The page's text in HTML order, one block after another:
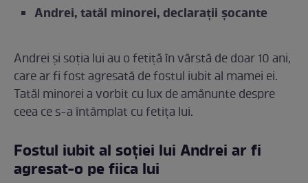
Andrei, tatăl minorei, declarații șocante
Andrei și soția lui au o fetiță în vârstă de doar 10 ani,
care ar fi fost agresată de fostul iubit al mamei ei.
Tatăl minorei a vorbit cu lux de amănunte despre
ceea ce s-a întâmplat cu fetița lui.
Fostul iubit al soției lui Andrei ar fi
agresat-o pe fiica lui